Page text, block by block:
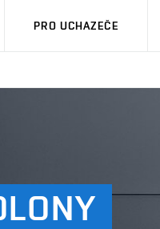
PRO UCHAZEČE